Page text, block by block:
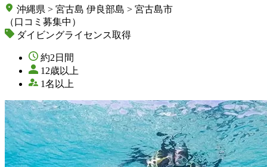
沖縄県 > 宮古島 伊良部島 > 宮古島市
（口コミ募集中）
ダイビングライセンス取得
約2日間
12歳以上
1名以上